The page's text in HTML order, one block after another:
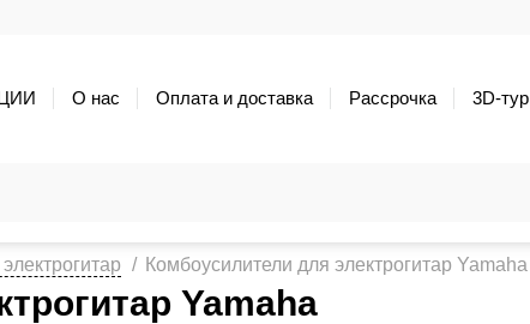
О нас Оплата и доставка Рассрочка 3D-тур
Комбоусилители для электрогитар Yamaha
Yamaha